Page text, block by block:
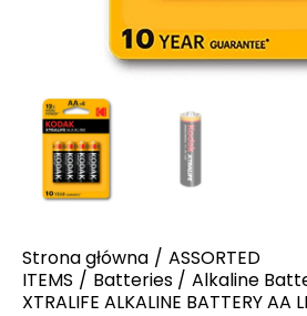
Strona główna
ASSORTED
ITEMS
Batteries Alkaline
XTRALIFE ALKALINE BATTERY AA